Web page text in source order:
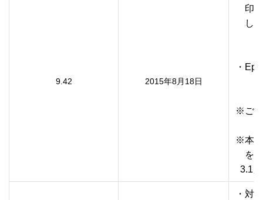
9.42 2015年8月18日
印刷
しま
・
※ご利
※本プ
を使
・対